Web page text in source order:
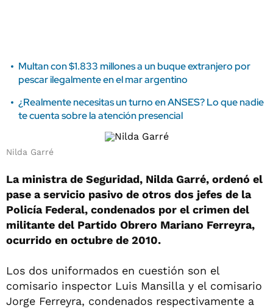
Multan con $1.833 millones a un buque extranjero por
pescar ilegalmente en el mar argentino
¿Realmente necesitas un turno en ANSES? Lo que nadie
te cuenta sobre la atención presencial
Nilda Garré
La ministra de Seguridad, Nilda Garré, ordenó el
pase a servicio pasivo de otros dos jefes de la
Policía Federal, condenados por el crimen del
militante del Partido Obrero Mariano Ferreyra,
ocurrido en octubre de 2010.
Los dos uniformados en cuestión son el
comisario inspector Luis Mansilla y el comisario
Jorge Ferreyra, condenados respectivamente a